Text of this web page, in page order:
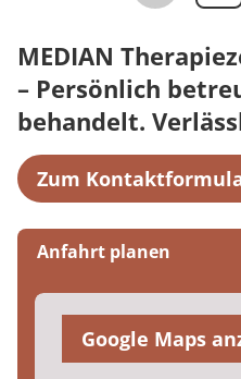
MEDIAN
– Persönlich
behandelt.
Zum
Anfahrt planen
Google Maps